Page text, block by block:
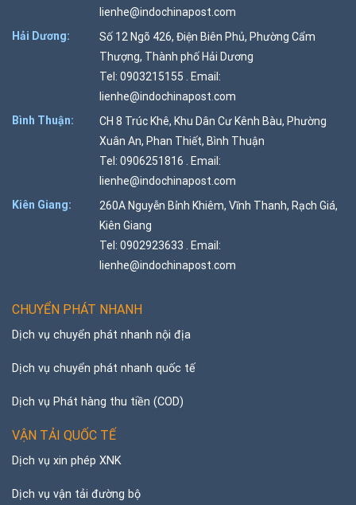
lienhe@indochinapost.com
Hải Dương:
Số 12 Ngõ 426, Điện Biên Phủ, Phường Cẩm
Thượng, Thành phố Hải Dương
Tel: 0903215155 . Email:
lienhe@indochinapost.com
Bình Thuận:
CH 8 Trúc Khê, Khu Dân Cư Kênh Bàu, Phường
Xuân An, Phan Thiết, Bình Thuận
Tel: 0906251816 . Email:
lienhe@indochinapost.com
Kiên Giang:
260A Nguyễn Bỉnh Khiêm, Vĩnh Thanh, Rạch Giá,
Kiên Giang
Tel: 0902923633 . Email:
lienhe@indochinapost.com
CHUYỂN PHÁT NHANH
Dịch vụ chuyển phát nhanh nội địa
Dịch vụ chuyển phát nhanh quốc tế
Dịch vụ Phát hàng thu tiền (COD)
VẬN TẢI QUỐC TẾ
Dịch vụ xin phép XNK
Dịch vụ vận tải đường bộ